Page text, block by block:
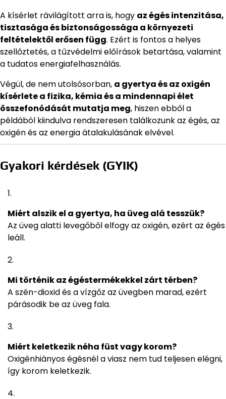
A kísérlet rávilágított arra is, hogy az égés intenzitása,
tisztasága és biztonságossága a környezeti
feltételektől erősen függ. Ezért is fontos a helyes
szellőztetés, a tűzvédelmi előírások betartása, valamint
a tudatos energiafelhasználás.
Végül, de nem utolsósorban, a gyertya és az oxigén
kísérlete a fizika, kémia és a mindennapi élet
összefonódását mutatja meg, hiszen ebből a
példából kiindulva rendszeresen találkozunk az égés, az
oxigén és az energia átalakulásának elvével.
Gyakori kérdések (GYIK)
Miért alszik el a gyertya, ha üveg alá tesszük?
Az üveg alatti levegőből elfogy az oxigén, ezért az égés
leáll.
Mi történik az égéstermékekkel zárt térben?
A szén-dioxid és a vízgőz az üvegben marad, ezért
párásodik be az üveg fala.
Miért keletkezik néha füst vagy korom?
Oxigénhiányos égésnél a viasz nem tud teljesen elégni,
így korom keletkezik.